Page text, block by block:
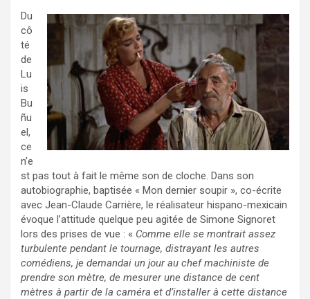
Du
cô
té
de
Lu
is
Bu
ñu
el,
ce
n’e
st pas tout à fait le même son de cloche. Dans son
autobiographie, baptisée « Mon dernier soupir », co-écrite
avec Jean-Claude Carrière, le réalisateur hispano-mexicain
évoque l’attitude quelque peu agitée de Simone Signoret
lors des prises de vue : « Comme elle se montrait assez
turbulente pendant le tournage, distrayant les autres
comédiens, je demandai un jour au chef machiniste de
prendre son mètre, de mesurer une distance de cent
mètres à partir de la caméra et d’installer à cette distance